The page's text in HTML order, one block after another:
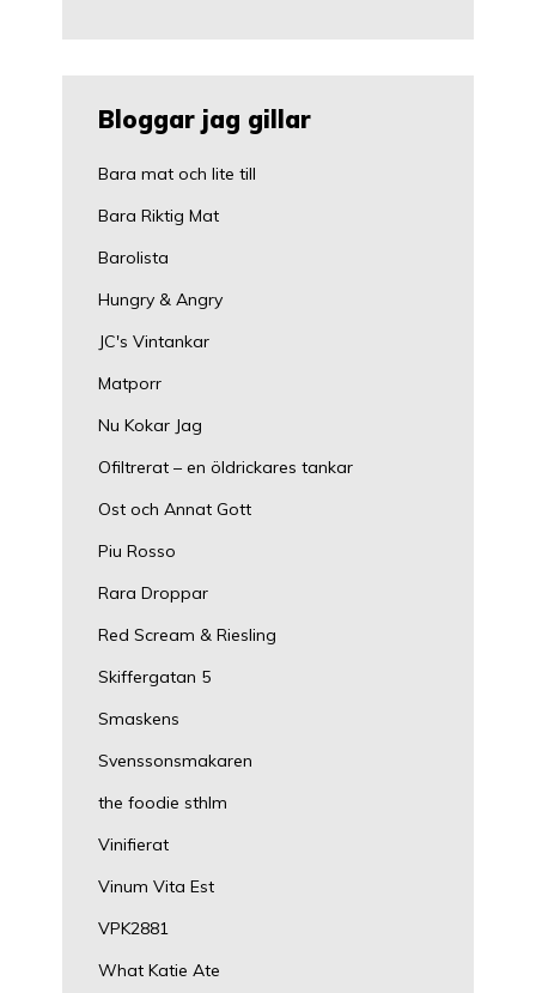
Bloggar jag gillar
Bara mat och lite till
Bara Riktig Mat
Barolista
Hungry & Angry
JC's Vintankar
Matporr
Nu Kokar Jag
Ofiltrerat – en öldrickares tankar
Ost och Annat Gott
Piu Rosso
Rara Droppar
Red Scream & Riesling
Skiffergatan 5
Smaskens
Svenssonsmakaren
the foodie sthlm
Vinifierat
Vinum Vita Est
VPK2881
What Katie Ate